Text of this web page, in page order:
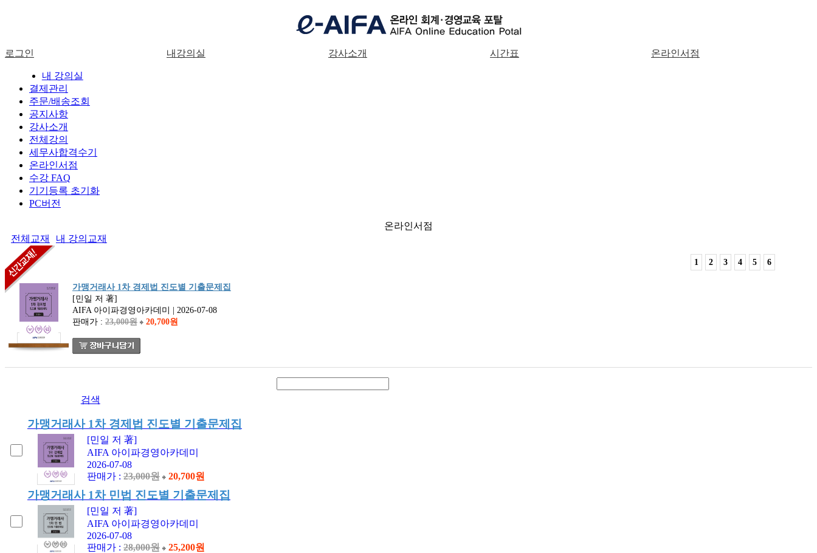
로그인 내강의실 강사소개 시간표 온라인서점
로그인 내 강의실
결제관리
주문/배송조회
공지사항
강사소개
전체강의
세무사합격수기
온라인서점
수강 FAQ
기기등록 초기화
PC버전
온라인서점
전체교재
내 강의교재
1 2 3 4 5 6
가맹거래사 1차 경제법 진도별 기출문제집
[민일 저 著]
AIFA 아이파경영아카데미 | 2026-07-08
판매가 : 23,000원 20,700원
검색
가맹거래사 1차 경제법 진도별 기출문제집
[민일 저 著]
AIFA 아이파경영아카데미
2026-07-08
판매가 : 23,000원 20,700원
가맹거래사 1차 민법 진도별 기출문제집
[민일 저 著]
AIFA 아이파경영아카데미
2026-07-08
판매가 : 28,000원 25,200원